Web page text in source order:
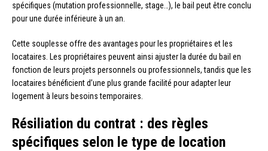
spécifiques (mutation professionnelle, stage…), le bail peut être conclu
pour une durée inférieure à un an.
Cette souplesse offre des avantages pour les propriétaires et les
locataires. Les propriétaires peuvent ainsi ajuster la durée du bail en
fonction de leurs projets personnels ou professionnels, tandis que les
locataires bénéficient d’une plus grande facilité pour adapter leur
logement à leurs besoins temporaires.
Résiliation du contrat : des règles
spécifiques selon le type de location